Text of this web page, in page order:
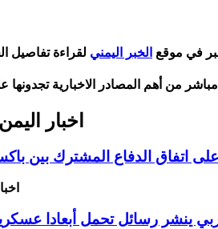
في موقع الخبر اليمني لقراءة تفاصيل
مباشر من أهم المصادر الاخبارية تجدونها
اخبار
اتفاق الدفاع المشترك بين
ينشر رسائل تحمل أبعادا